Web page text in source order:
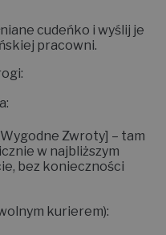
cudeńko i wyślij je
pracowni.
Zwroty] – tam
w najbliższym
bez konieczności
kurierem):